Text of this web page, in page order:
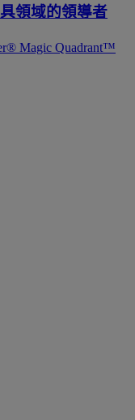
領域的領導者
Magic Quadrant™